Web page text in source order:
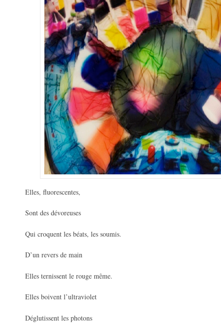
Elles, fluorescentes,
Sont des dévoreuses
Qui croquent les béats, les soumis.
D’un revers de main
Elles ternissent le rouge même.
Elles boivent l’ultraviolet
Déglutissent les photons